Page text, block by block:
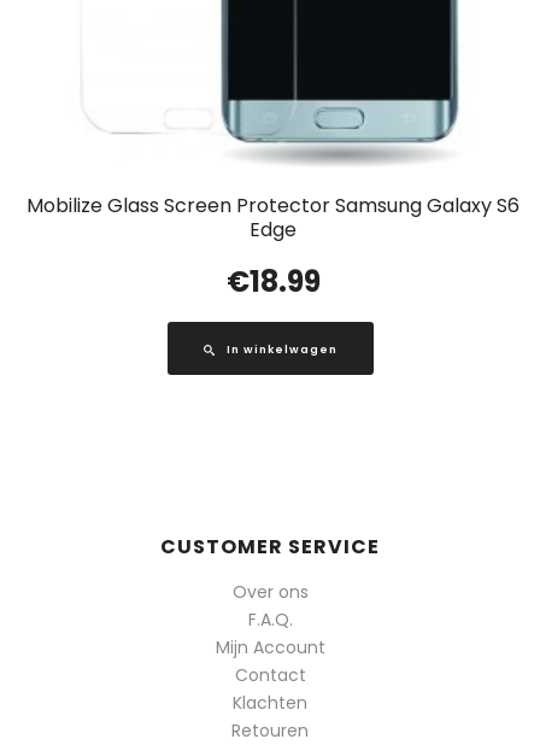
Mobilize Glass Screen Protector Samsung Galaxy S6
Edge
€18.99
In winkelwagen
CUSTOMER SERVICE
Over ons
F.A.Q.
Mijn Account
Contact
Klachten
Retouren